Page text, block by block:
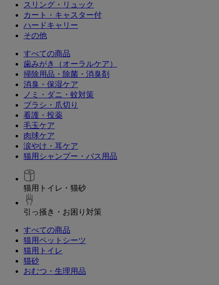
スリング・リュック
カート・キャスター付
ハードキャリー
その他
すべての商品
歯みがき（オーラルケア）
掃除用品・除菌・消臭剤
消臭・保湿ケア
ノミ・ダニ・蚊対策
ブラシ・爪切り
看護・投薬
毛玉ケア
肉球ケア
涙やけ・耳ケア
猫用シャンプー・バス用品
猫用トイレ・猫砂
引っ掻き・お困り対策
すべての商品
猫用ペットシーツ
猫用トイレ
猫砂
おむつ・生理用品